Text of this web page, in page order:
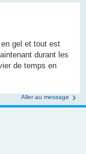
gel et tout est
durant les
de temps en
Aller au message